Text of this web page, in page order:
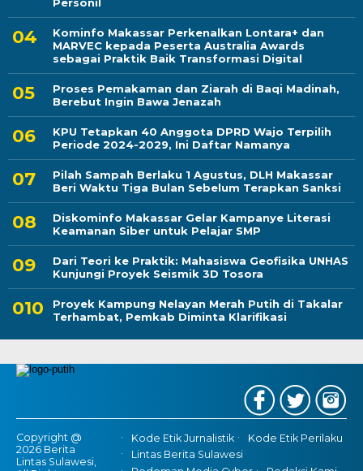
Kominfo Makassar Perkenalkan Lontara+ dan
MARVEC kepada Peserta Australia Awards
sebagai Praktik Baik Transformasi Digital
Proses Pemakaman dan Ziarah di Baqi Madinah,
Berebut Ingin Bawa Jenazah
KPU Tetapkan 40 Anggota DPRD Wajo Terpilih
Periode 2024-2029, Ini Daftar Namanya
Pilah Sampah Berlaku 1 Agustus, DLH Makassar
Beri Waktu Tiga Bulan Sebelum Terapkan Sanksi
Diskominfo Makassar Gelar Kampanye Literasi
Keamanan Siber untuk Pelajar SMP
Dari Teori ke Praktik: Mahasiswa Geofisika UNHAS
Kunjungi Proyek Seismik 3D Tosora
Proyek Kampung Nelayan Merah Putih di Takalar
Terhambat, Pemkab Diminta Klarifikasi
Copyright @
2026 Berita
Lintas Sulawesi,
Kode Etik Jurnalistik
Kode Etik Perilaku
Lintas Berita Sulawesi